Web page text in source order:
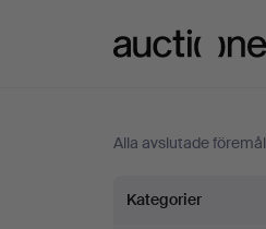
Alla avslutade föremål
Mattor
Kategorier